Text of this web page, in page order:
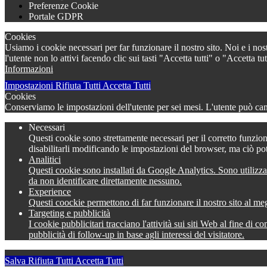
Preferenze Cookie
Portale GDPR
Cookies
Usiamo i cookie necessari per far funzionare il nostro sito. Noi e i
l'utente non lo attivi facendo clic sui tasti "Accetta tutti" o "Accetta
Informazioni
Impostazioni Rifiuta TuttiAccetta Tutti
Cookies
Conserviamo le impostazioni dell'utente per sei mesi. L'utente può
Necessari
Questi cookie sono strettamente necessari per il corretto
disabilitarli modificando le impostazioni del browser, ma ciò
Analitici
Questi cookie sono installati da Google Analytics. Sono
da non identificare direttamente nessuno.
Experience
Questi coockie permettono di far funzionare il nostro sito al
Targeting e pubblicità
I cookie pubblicitari tracciano l'attività sui siti Web al fine di
pubblicità di follow-up in base agli interessi del visitatore.
Salva Rifiuta TuttiAccetta Tutti